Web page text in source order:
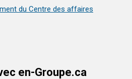
du Centre des affaires
en-Groupe.ca